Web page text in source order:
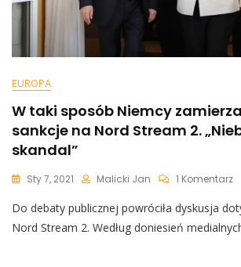
EUROPA
W taki sposób Niemcy
sankcje na Nord Stream 2.
skandal”
Sty 7, 2021 Malicki Jan 1 KomentarzDo
Do debaty publicznej powróciła dyskusja
Nord Stream 2. Według doniesień